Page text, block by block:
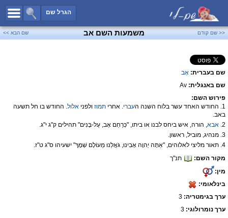
הגרל שם
כל השמות
שמות לבנים
שמות נדירים
<< שם קודם משמעות השם אב שם הבא >>
שם בעברית: אָב
שם באנגלית: Av
פירוש השם:
1. החודש האחד עשר בלוח השנה ה
עברי. אחרי תמוז ולפני אלול. החודש בו חל תשעה
באב.
2. אבא, הורה, איש ביחס לבנו או ביתו, "כְּרַחֵם אָב, עַל-בָּנִים" תהילים ק"ג י"ג.
3. מנהיג, מוביל, ראשון.
4. תאור מליצי לאלוהים, "אַתָּה יְהוָה אָבִינוּ, גֹּאֲלֵנוּ מֵעוֹלָם שְׁמֶךָ" ישעיהו ס"ג ט"ז.
מקור השם:
תנ"ך
מין:
בינלאומי:
ערך בגימטריה:
ערך נומרולוגי: 3